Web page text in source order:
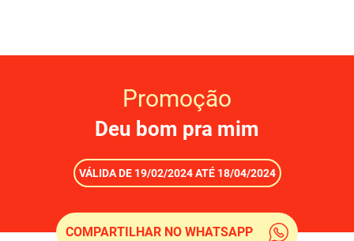
Promoção
Deu bom pra mim
VÁLIDA DE 19/02/2024 ATÉ 18/04/2024
COMPARTILHAR NO WHATSAPP